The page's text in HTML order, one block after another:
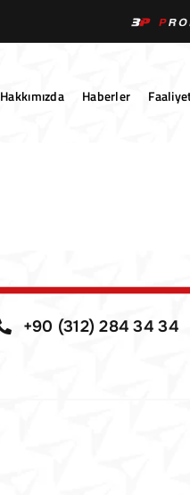
Hakkımızda Haberler
+90 (312) 284 34 34